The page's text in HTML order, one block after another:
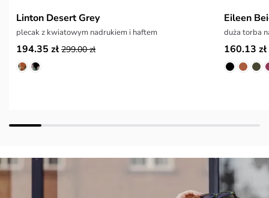
Linton Desert Grey
plecak z kwiatowym nadrukiem i haftem
194.35 zł 299.00 zł
Eileen
duża torba
160.13 zł